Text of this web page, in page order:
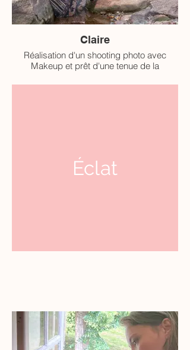
Claire
Réalisation d'un shooting photo avec
Makeup et prêt d'une tenue de la
Éclat